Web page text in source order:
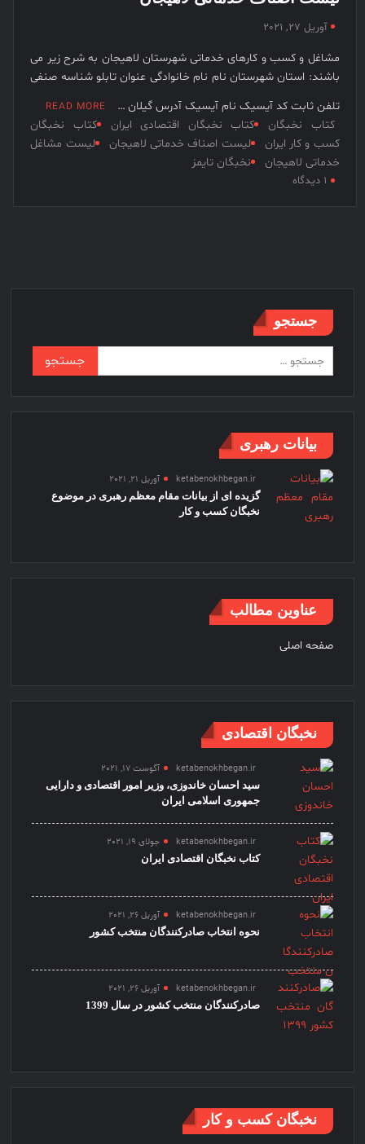
– کتاب
نخبگان
ایران –
کتاب
حاج قاســـم سلیمانی؛ یکی از برجســته ترین چهره های ایرانی در
نخبگان اقتصادی جهان اسلام
آوریل 27, 2021
مشاغل و کسب و کارهای خدماتی شهرستان لاهیجان به شرح زیر می
باشند: استان شهرستان نام نام خانوادگی عنوان تابلو شناسه صنفی
تلفن ثابت کد آیسیک نام آیسیک آدرس گیلان …
READ MORE
کتاب نخبگان کتاب نخبگان اقتصادی ایران
کتاب نخبگان
کسب و کار ایران
لیست اصناف خدماتی لاهیجان
لیست مشاغل
خدماتی لاهیجان
نخبگان تایمز
۱ دیدگاه
جستجو
برای:
بیانات رهبری
ketabenokhbegan.ir
آوریل 21, 2021
گزیده ای از بیانات مقام معظم رهبری در موضوع
نخبگان کسب و کار
عناوین مطالب
صفحه اصلی
نخبگان اقتصادی
ketabenokhbegan.ir
آگوست 17, 2021
سید احسان خاندوزی، وزیر امور اقتصادی و دارایی
جمهوری اسلامی ایران
ketabenokhbegan.ir
جولای 19, 2021
کتاب نخبگان اقتصادی ایران
ketabenokhbegan.ir
آوریل 26, 2021
نحوه انتخاب صادرکنندگان منتخب کشور
ketabenokhbegan.ir
آوریل 26, 2021
صادرکنندگان منتخب کشور در سال 1399
نخبگان کسب و کار